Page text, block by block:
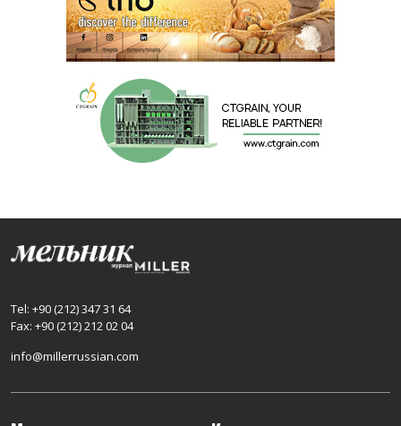
Tel: +90 (212) 347 31 64
Fax: +90 (212) 212 02 04
info@millerrussian.com